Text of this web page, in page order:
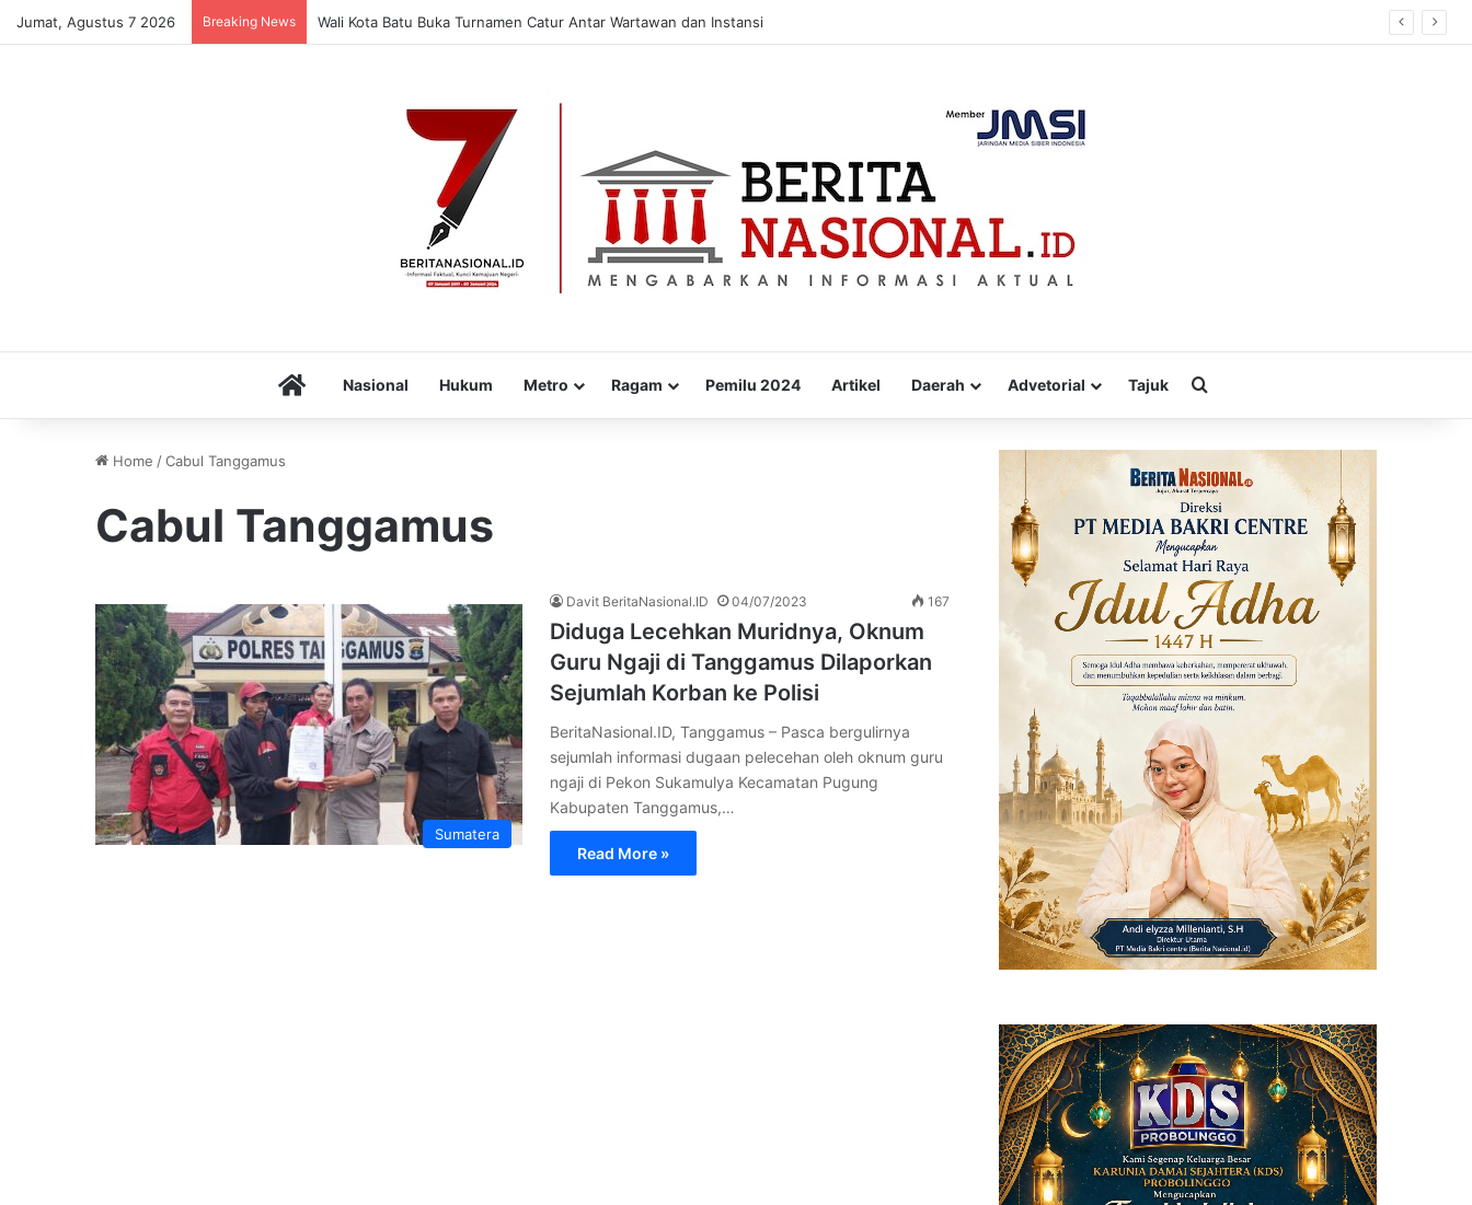
Jumat, Agustus 7 2026 Breaking News Wali Kota Batu Buka Turnamen Catur Antar Wartawan dan Instansi
HomeNasional Hukum Metro Ragam Pemilu 2024 Artikel Daerah Advetorial Tajuk
Home /Cabul Tanggamus
Cabul Tanggamus
Sumatera
Davit BeritaNasional.ID 04/07/2023 167
Diduga Lecehkan Muridnya, Oknum
Guru Ngaji di Tanggamus Dilaporkan
Sejumlah Korban ke Polisi
BeritaNasional.ID, Tanggamus – Pasca bergulirnya
sejumlah informasi dugaan pelecehan oleh oknum guru
ngaji di Pekon Sukamulya Kecamatan Pugung
Kabupaten Tanggamus,…
Read More »